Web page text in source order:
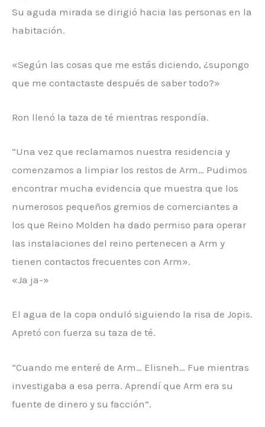
Su aguda mirada se dirigió hacia las personas en la
habitación.
«Según las cosas que me estás diciendo, ¿supongo
que me contactaste después de saber todo?»
Ron llenó la taza de té mientras respondía.
“Una vez que reclamamos nuestra residencia y
comenzamos a limpiar los restos de Arm… Pudimos
encontrar mucha evidencia que muestra que los
numerosos pequeños gremios de comerciantes a
los que Reino Molden ha dado permiso para operar
las instalaciones del reino pertenecen a Arm y
tienen contactos frecuentes con Arm».
«Ja ja-»
El agua de la copa onduló siguiendo la risa de Jopis.
Apretó con fuerza su taza de té.
“Cuando me enteré de Arm… Elisneh… Fue mientras
investigaba a esa perra. Aprendí que Arm era su
fuente de dinero y su facción”.